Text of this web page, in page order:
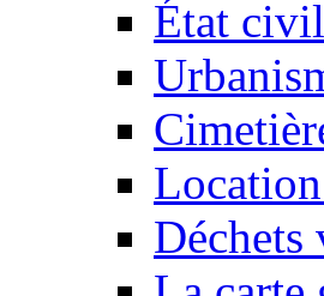
État civil
Déchets